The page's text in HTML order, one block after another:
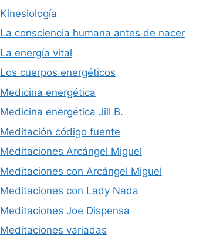
Kinesiología
La consciencia humana antes de nacer
La energía vital
Los cuerpos energéticos
Medicina energética
Medicina energética Jill B.
Meditación código fuente
Meditaciones Arcángel Miguel
Meditaciones con Arcángel Miguel
Meditaciones con Lady Nada
Meditaciones Joe Dispensa
Meditaciones variadas